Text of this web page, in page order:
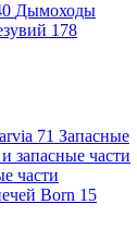
Дымоходы
178
71 Запасные
запасные части
части
Born 15